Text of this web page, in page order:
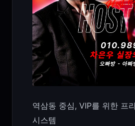
역삼동 중심, VIP를 위한 프
시스템